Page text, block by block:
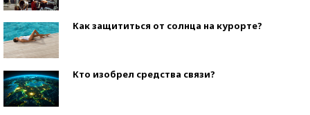
Как защититься от солнца на курорте?
Кто изобрел средства связи?